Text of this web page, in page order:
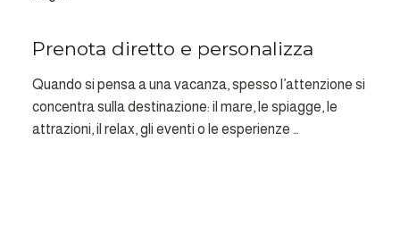
GIU
01
Prenota diretto e personalizza
Quando si pensa a una vacanza, spesso l’attenzione si
concentra sulla destinazione: il mare, le spiagge, le
attrazioni, il relax, gli eventi o le esperienze …